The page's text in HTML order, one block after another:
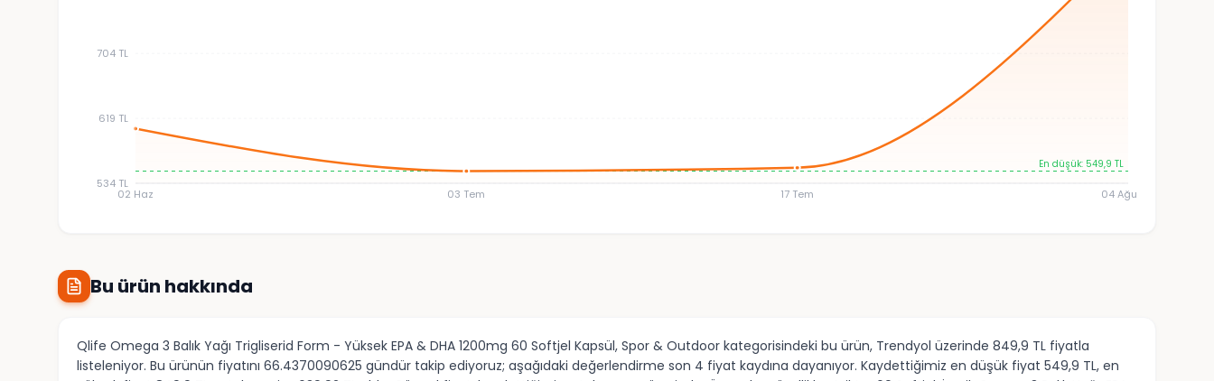
02 Haz 03 Tem 17 Tem 04 Ağu
534 TL
619 TL
704 TL
En düşük: 549,9 TL
Bu ürün hakkında
Qlife Omega 3 Balık Yağı Trigliserid Form - Yüksek EPA & DHA 1200mg 60 Softjel Kapsül, Spor & Outdoor kategorisindeki bu ürün, Trendyol üzerinde 849,9 TL fiyatla
listeleniyor. Bu ürünün fiyatını 66.4370090625 gündür takip ediyoruz; aşağıdaki değerlendirme son 4 fiyat kaydına dayanıyor. Kaydettiğimiz en düşük fiyat 549,9 TL, en